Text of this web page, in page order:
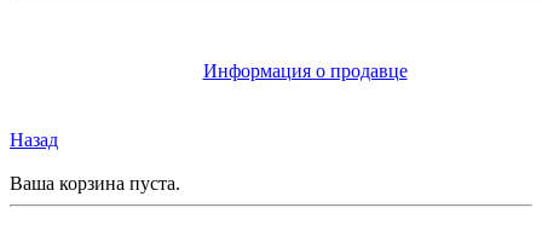
Информация о продавце
Назад
Ваша корзина пуста.